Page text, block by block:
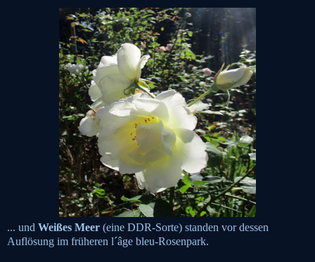
... und Weißes Meer (eine DDR-Sorte) standen vor dessen
Auflösung im früheren l´âge bleu-Rosenpark.